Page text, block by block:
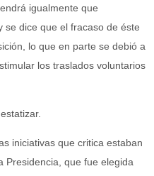
igualmente que
se dice que el fracaso de éste
lo que en parte se debió a
los traslados voluntarios
iniciativas que critica estaban
Presidencia, que fue elegida